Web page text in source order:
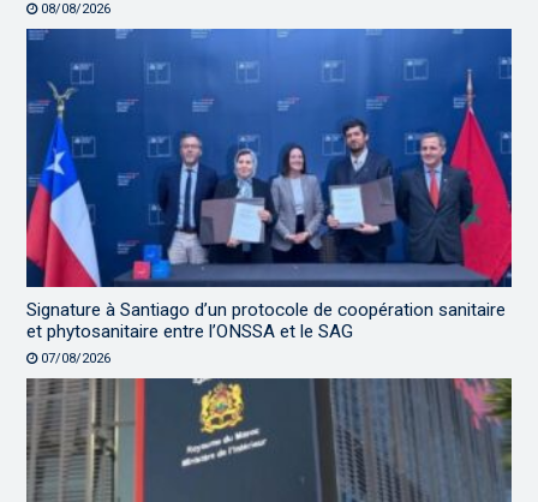
08/08/2026
Signature à Santiago d’un protocole de coopération sanitaire
et phytosanitaire entre l’ONSSA et le SAG
07/08/2026